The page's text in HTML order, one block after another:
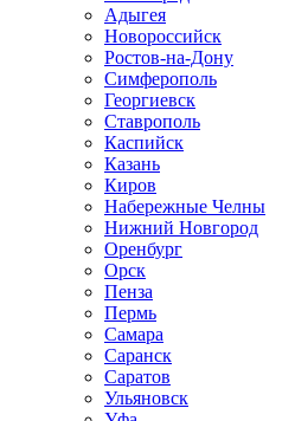
Адыгея
Новороссийск
Ростов-на-Дону
Симферополь
Георгиевск
Ставрополь
Каспийск
Казань
Киров
Набережные Челны
Нижний Новгород
Оренбург
Орск
Пенза
Пермь
Самара
Саранск
Саратов
Ульяновск